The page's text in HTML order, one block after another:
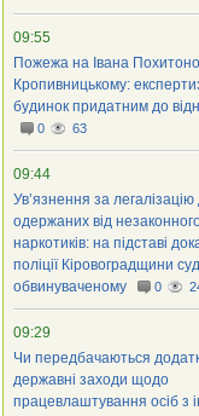
09:55
Пожежа на Івана
Кропивницькому:
будинок придатним до
0 63
09:44
Ув’язнення за легалізацію
одержаних від незаконного
наркотиків: на підставі
поліції Кіровоградщини
обвинуваченому
0
09:29
Чи передбачаються
державні заходи щодо
працевлаштування осіб з